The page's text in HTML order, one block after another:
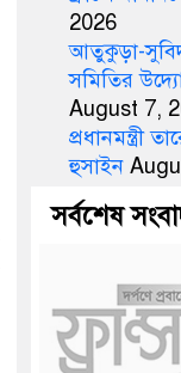
2026
আতুকুড়া-
সমিতির
August 7,
প্রধানমন্ত্রী
হুসাইন
সর্বশেষ